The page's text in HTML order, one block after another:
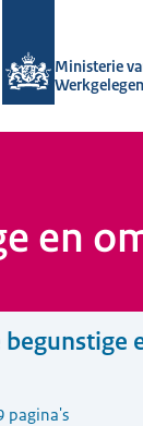
Ministerie
en
pagina's